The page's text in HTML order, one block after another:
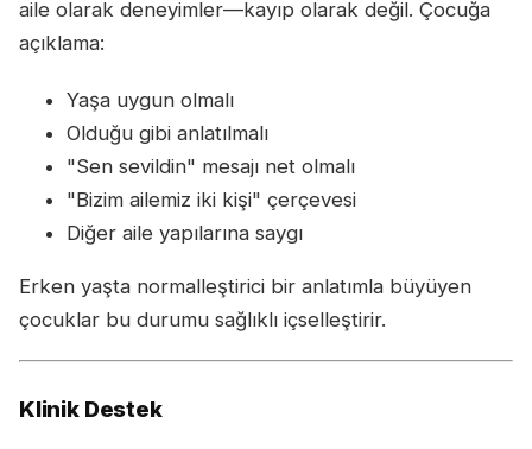
aile olarak deneyimler—kayıp olarak değil. Çocuğa
açıklama:
Yaşa uygun olmalı
Olduğu gibi anlatılmalı
"Sen sevildin" mesajı net olmalı
"Bizim ailemiz iki kişi" çerçevesi
Diğer aile yapılarına saygı
Erken yaşta normalleştirici bir anlatımla büyüyen
çocuklar bu durumu sağlıklı içselleştirir.
Klinik Destek